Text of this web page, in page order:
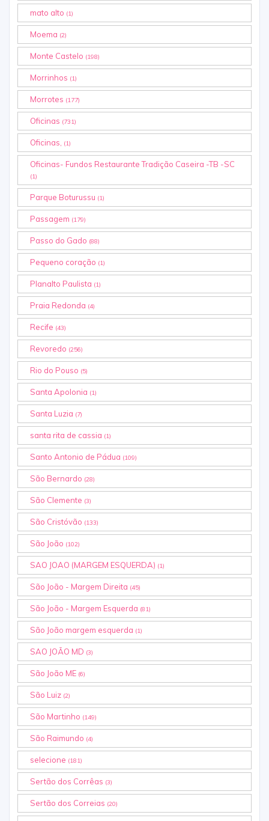
mato alto (1)
Moema (2)
Monte Castelo (198)
Morrinhos (1)
Morrotes (177)
Oficinas (731)
Oficinas, (1)
Oficinas- Fundos Restaurante Tradição Caseira -TB -SC
(1)
Parque Boturussu (1)
Passagem (179)
Passo do Gado (88)
Pequeno coração (1)
Planalto Paulista (1)
Praia Redonda (4)
Recife (43)
Revoredo (256)
Rio do Pouso (5)
Santa Apolonia (1)
Santa Luzia (7)
santa rita de cassia (1)
Santo Antonio de Pádua (109)
São Bernardo (28)
São Clemente (3)
São Cristóvão (133)
São João (102)
SAO JOAO (MARGEM ESQUERDA) (1)
São João - Margem Direita (45)
São João - Margem Esquerda (81)
São João margem esquerda (1)
SAO JOÃO MD (3)
São João ME (6)
São Luiz (2)
São Martinho (149)
São Raimundo (4)
selecione (181)
Sertão dos Corrêas (3)
Sertão dos Correias (20)